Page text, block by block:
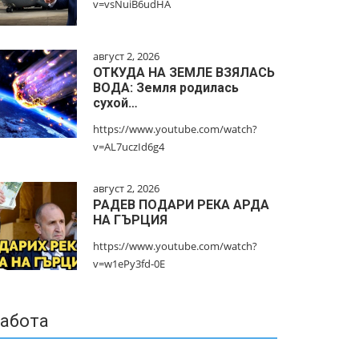
v=vsNuiB6udHA
август 2, 2026
ОТКУДА НА ЗЕМЛЕ ВЗЯЛАСЬ
ВОДА: Земля родилась
сухой…
https://www.youtube.com/watch?
v=AL7uczId6g4
август 2, 2026
РАДЕВ ПОДАРИ РЕКА АРДА
НА ГЪРЦИЯ
https://www.youtube.com/watch?
v=w1ePy3fd-0E